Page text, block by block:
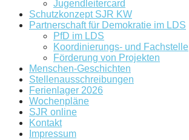
Jugendleitercard
Schutzkonzept SJR KW
Partnerschaft für Demokratie im LDS
PfD im LDS
Koordinierungs- und Fachstelle
Förderung von Projekten
Menschen-Geschichten
Stellenausschreibungen
Ferienlager 2026
Wochenpläne
SJR online
Kontakt
Impressum